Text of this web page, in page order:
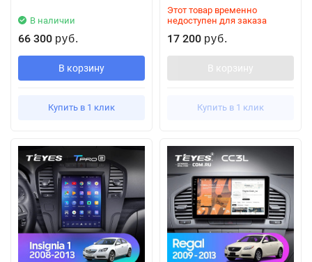
В наличии
66 300 руб.
В корзину
Купить в 1 клик
Этот товар временно
недоступен для заказа
17 200 руб.
В корзину
Купить в 1 клик